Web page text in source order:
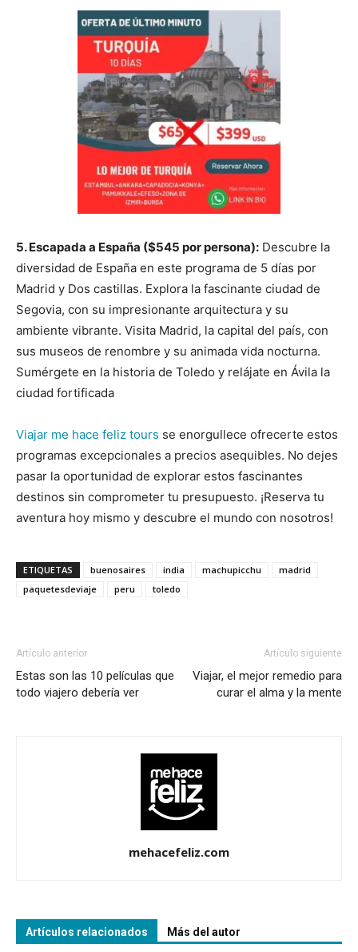
5. Escapada a España ($545 por persona): Descubre la
diversidad de España en este programa de 5 días por
Madrid y Dos castillas. Explora la fascinante ciudad de
Segovia, con su impresionante arquitectura y su
ambiente vibrante. Visita Madrid, la capital del país, con
sus museos de renombre y su animada vida nocturna.
Sumérgete en la historia de Toledo y relájate en Ávila la
ciudad fortificada
Viajar me hace feliz tours se enorgullece ofrecerte estos
programas excepcionales a precios asequibles. No dejes
pasar la oportunidad de explorar estos fascinantes
destinos sin comprometer tu presupuesto. ¡Reserva tu
aventura hoy mismo y descubre el mundo con nosotros!
ETIQUETAS buenosaires india machupicchu
madrid
paquetesdeviaje
peru toledo
Artículo anterior
Estas son las 10 películas que
todo viajero debería ver
Artículo siguiente
Viajar, el mejor remedio para
curar el alma y la mente
mehacefeliz.com
Artículos relacionados Más del autor